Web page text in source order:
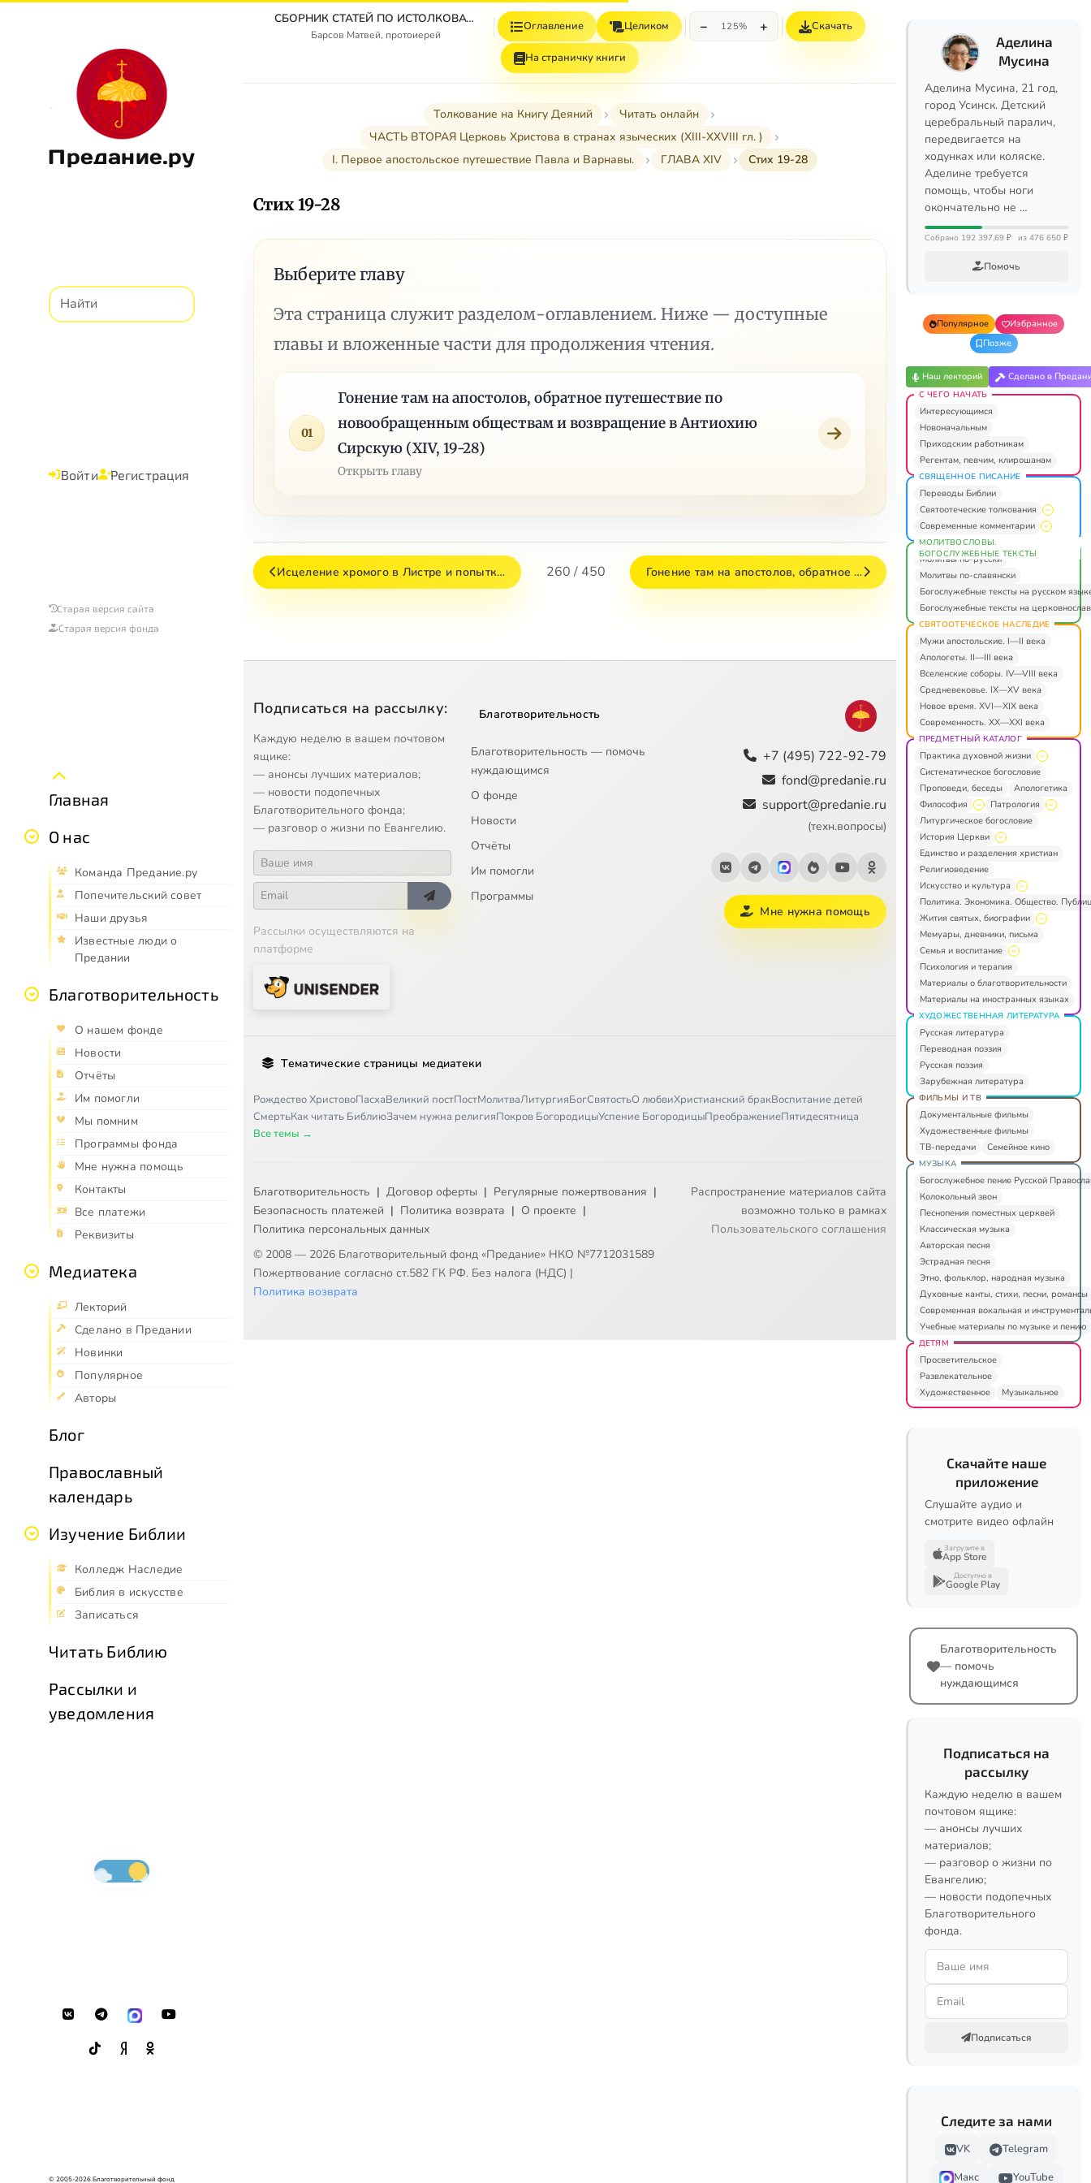
Предание.ру
Войти Регистрация
Старая версия сайта
Старая версия фонда
Главная
О нас
Команда Предание.ру
Попечительский совет
Наши друзья
Известные люди о
Предании
Благотворительность
О нашем фонде
Новости
Отчёты
Им помогли
Мы помним
Программы фонда
Мне нужна помощь
Контакты
Все платежи
Реквизиты
Медиатека
Лекторий
Сделано в Предании
Новинки
Популярное
Авторы
Блог
Православный
календарь
Изучение Библии
Колледж Наследие
Библия в искусстве
Записаться
Читать Библию
Рассылки и
уведомления
© 2005-2026 Благотворительный фонд
СБОРНИК СТАТЕЙ ПО ИСТОЛКОВАТЕЛЬНОМУ И НАЗИДАТЕЛЬНОМУ ЧТЕНИЮ ДЕЯНИЙ СВЯТЫХ АПОСТОЛОВ
Барсов Матвей, протоиерей
Оглавление Целиком − 125% + Скачать
На страничку книги
Толкование на Книгу Деяний
Читать онлайн
ЧАСТЬ ВТОРАЯ Церковь Христова в странах языческих (XIII-XXVIII гл. )
I. Первое апостольское путешествие Павла и Варнавы.
ГЛАВА XIV Стих 19-28
Стих 19-28
Выберите главу
Эта страница служит разделом-оглавлением. Ниже — доступные
главы и вложенные части для продолжения чтения.
01
Гонение там на апостолов, обратное путешествие по
новообращенным обществам и возвращение в Антиохию
Сирскую (XIV, 19-28)
Открыть главу
Исцеление хромого в Листре и попытк… 260 / 450 Гонение там на апостолов, обратное …
Подписаться на рассылку:
Каждую неделю в вашем почтовом
ящике:
— анонсы лучших материалов;
— новости подопечных
Благотворительного фонда;
— разговор о жизни по Евангелию.
Рассылки осуществляются на
платформе
Благотворительность
Благотворительность — помочь
нуждающимся
О фонде
Новости
Отчёты
Им помогли
Программы
+7 (495) 722-92-79
fond@predanie.ru
support@predanie.ru
(техн.вопросы)
Мне нужна помощь
Тематические страницы медиатеки
Рождество ХристовоПасхаВеликий постПостМолитваЛитургияБогСвятостьО любвиХристианский бракВоспитание детей
СмертьКак читать БиблиюЗачем нужна религияПокров БогородицыУспение БогородицыПреображениеПятидесятница
Все темы →
Благотворительность | Договор оферты | Регулярные пожертвования |
Безопасность платежей | Политика возврата | О проекте |
Политика персональных данных
© 2008 — 2026 Благотворительный фонд «Предание» НКО №7712031589
Пожертвование согласно ст.582 ГК РФ. Без налога (НДС) |
Политика возврата
Распространение материалов сайта
возможно только в рамках
Пользовательского соглашения
Аделина
Мусина
Аделина Мусина, 21 год,
город Усинск. Детский
церебральный паралич,
передвигается на
ходунках или коляске.
Аделине требуется
помощь, чтобы ноги
окончательно не …
Собрано 192 397,69 ₽ из 476 650 ₽
Помочь
Популярное
Избранное
Позже
Наш лекторий Сделано в
С ЧЕГО НАЧАТЬ
Интересующимся
Новоначальным
Приходским работникам
Регентам, певчим, клирошанам
СВЯЩЕННОЕ ПИСАНИЕ
Переводы Библии
Святоотеческие толкования
Современные комментарии
МОЛИТВОСЛОВЫ.
БОГОСЛУЖЕБНЫЕ ТЕКСТЫ
Молитвы по-русски
Молитвы по-славянски
Богослужебные тексты на русском
Богослужебные тексты на
СВЯТООТЕЧЕСКОЕ НАСЛЕДИЕ
Мужи апостольские. I—II века
Апологеты. II—III века
Вселенские соборы. IV—VIII века
Средневековье. IX—XV века
Новое время. XVI—XIX века
Современность. XX—XXI века
ПРЕДМЕТНЫЙ КАТАЛОГ
Практика духовной жизни
Систематическое богословие
Проповеди, беседы
Апологетика
Философия
Патрология
Литургическое богословие
История Церкви
Единство и разделения христиан
Религиоведение
Искусство и культура
Политика. Экономика. Общество.
Жития святых, биографии
Мемуары, дневники, письма
Семья и воспитание
Психология и терапия
Материалы о благотворительности
Материалы на иностранных языках
ХУДОЖЕСТВЕННАЯ ЛИТЕРАТУРА
Русская литература
Переводная поэзия
Русская поэзия
Зарубежная литература
ФИЛЬМЫ И ТВ
Документальные фильмы
Художественные фильмы
ТВ-передачи
Семейное кино
МУЗЫКА
Богослужебное пение Русской
Колокольный звон
Песнопения поместных церквей
Классическая музыка
Авторская песня
Эстрадная песня
Этно, фольклор, народная музыка
Духовные канты, стихи, песни, романсы
Современная вокальная и
Учебные материалы по музыке и пению
ДЕТЯМ
Просветительское
Развлекательное
Художественное
Музыкальное
Скачайте наше
приложение
Слушайте аудио и
смотрите видео офлайн
Загрузите в
App Store
Доступно в
Google Play
Благотворительность
— помочь
нуждающимся
Подписаться на
рассылку
Каждую неделю в вашем
почтовом ящике:
— анонсы лучших
материалов;
— разговор о жизни по
Евангелию;
— новости подопечных
Благотворительного
фонда.
Подписаться
Следите за нами
VK
Telegram
Макс
YouTube